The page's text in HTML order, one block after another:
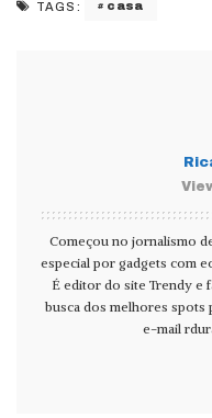
TAGS: casa
Começou no jornalismo
especial por gadgets com
É editor do site Trendy e
busca dos melhores spots
e-mail